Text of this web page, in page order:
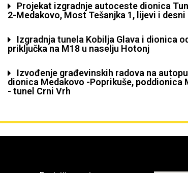
Projekat izgradnje autoceste dionica
2-Medakovo, Most Tešanjka 1, lijevi i desni
Izgradnja tunela Kobilja Glava i dionica
priključka na M18 u naselju Hotonj
Izvođenje građevinskih radova na
dionica Medakovo -Poprikuše, poddionica
- tunel Crni Vrh